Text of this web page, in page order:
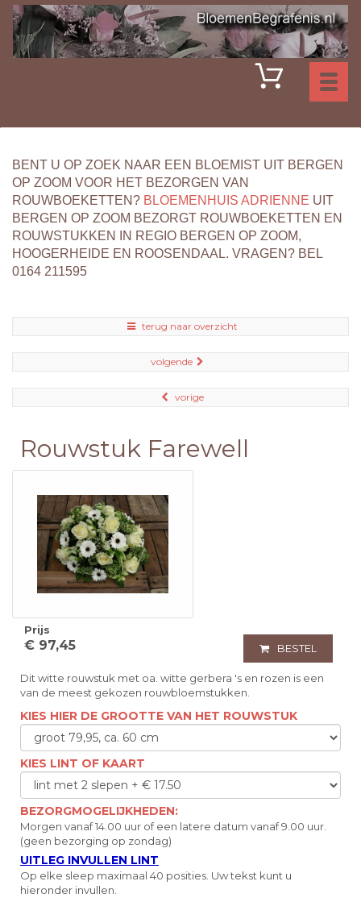
BENT U OP ZOEK NAAR EEN BLOEMIST UIT BERGEN
OP ZOOM VOOR HET BEZORGEN VAN
ROUWBOEKETTEN? BLOEMENHUIS ADRIENNE UIT
BERGEN OP ZOOM BEZORGT ROUWBOEKETTEN EN
ROUWSTUKKEN IN REGIO BERGEN OP ZOOM,
HOOGERHEIDE EN ROOSENDAAL. VRAGEN? BEL
0164 211595
terug naar overzicht
volgende
vorige
Rouwstuk Farewell
Prijs
€ 97,45 BESTEL
Dit witte rouwstuk met oa. witte gerbera 's en rozen is een
van de meest gekozen rouwbloemstukken.
KIES HIER DE GROOTTE VAN HET ROUWSTUK
KIES LINT OF KAART
BEZORGMOGELIJKHEDEN:
Morgen vanaf 14.00 uur of een latere datum vanaf 9.00 uur.
(geen bezorging op zondag)
UITLEG INVULLEN LINT
Op elke sleep maximaal 40 posities. Uw tekst kunt u
hieronder invullen.